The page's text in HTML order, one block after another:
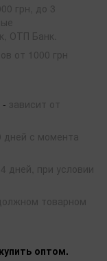
грн, до 3
ОТП Банк.
от 1000 грн
- зависит от
дней с момента
дней, при условии
товарном
оптом.